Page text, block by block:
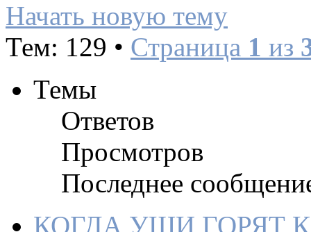
Начать новую тему
Тем: 129 • Страница 1 из
Темы
Ответов
Просмотров
Последнее
КОГДА УШИ ГОРЯТ